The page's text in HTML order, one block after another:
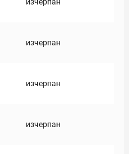
изчерпан
изчерпан
изчерпан